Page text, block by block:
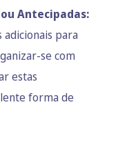
Antecipadas:
para
se com
estas
forma de